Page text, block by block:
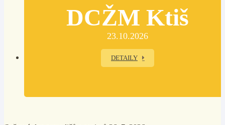
DCŽM Ktiš
23.10.2026
DETAILY